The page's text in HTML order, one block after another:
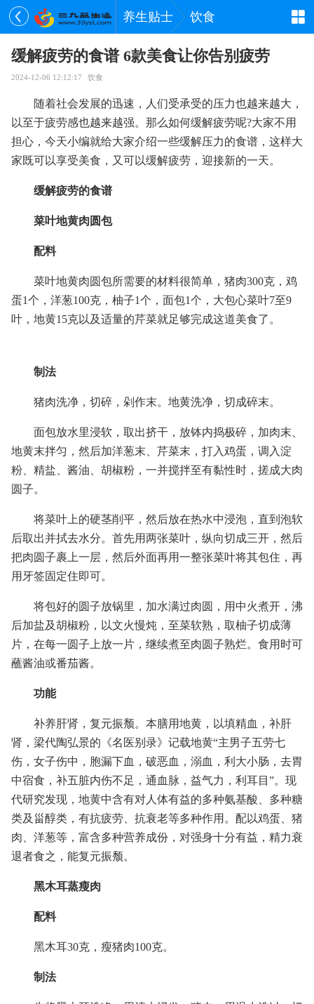
养生贴士 饮食
缓解疲劳的食谱 6款美食让你告别疲劳
2024-12-06 12:12:17 饮食
随着社会发展的迅速，人们受承受的压力也越来越大，
以至于疲劳感也越来越强。那么如何缓解疲劳呢?大家不用
担心，今天小编就给大家介绍一些缓解压力的食谱，这样大
家既可以享受美食，又可以缓解疲劳，迎接新的一天。
缓解疲劳的食谱
菜叶地黄肉圆包
配料
菜叶地黄肉圆包所需要的材料很简单，猪肉300克，鸡
蛋1个，洋葱100克，柚子1个，面包1个，大包心菜叶7至9
叶，地黄15克以及适量的芹菜就足够完成这道美食了。
制法
猪肉洗净，切碎，剁作末。地黄洗净，切成碎末。
面包放水里浸软，取出挤干，放钵内捣极碎，加肉末、
地黄末拌匀，然后加洋葱末、芹菜末，打入鸡蛋，调入淀
粉、精盐、酱油、胡椒粉，一并搅拌至有黏性时，搓成大肉
圆子。
将菜叶上的硬茎削平，然后放在热水中浸泡，直到泡软
后取出并拭去水分。首先用两张菜叶，纵向切成三开，然后
把肉圆子裹上一层，然后外面再用一整张菜叶将其包住，再
用牙签固定住即可。
将包好的圆子放锅里，加水满过肉圆，用中火煮开，沸
后加盐及胡椒粉，以文火慢炖，至菜软熟，取柚子切成薄
片，在每一圆子上放一片，继续煮至肉圆子熟烂。食用时可
蘸酱油或番茄酱。
功能
补养肝肾，复元振颓。本膳用地黄，以填精血，补肝
肾，梁代陶弘景的《名医别录》记载地黄“主男子五劳七
伤，女子伤中，胞漏下血，破恶血，溺血，利大小肠，去胃
中宿食，补五脏内伤不足，通血脉，益气力，利耳目”。现
代研究发现，地黄中含有对人体有益的多种氨基酸、多种糖
类及甾醇类，有抗疲劳、抗衰老等多种作用。配以鸡蛋、猪
肉、洋葱等，富含多种营养成份，对强身十分有益，精力衰
退者食之，能复元振颓。
黑木耳蒸瘦肉
配料
黑木耳30克，瘦猪肉100克。
制法